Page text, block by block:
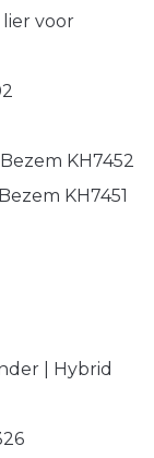
lier voor
KH7452
KH7451
| Hybrid